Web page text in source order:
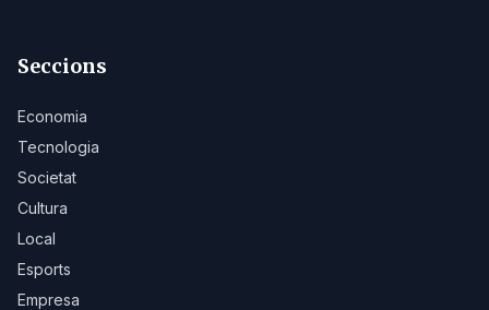
Seccions
Economia
Tecnologia
Societat
Cultura
Local
Esports
Empresa